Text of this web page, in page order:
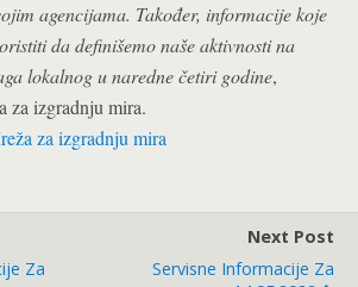
agencijama. Također, informacije koje
da definišemo naše aktivnosti na
lokalnog u naredne četiri godine,
za izgradnju mira.
za izgradnju mira
Za
Next Post
Servisne Informacije Za